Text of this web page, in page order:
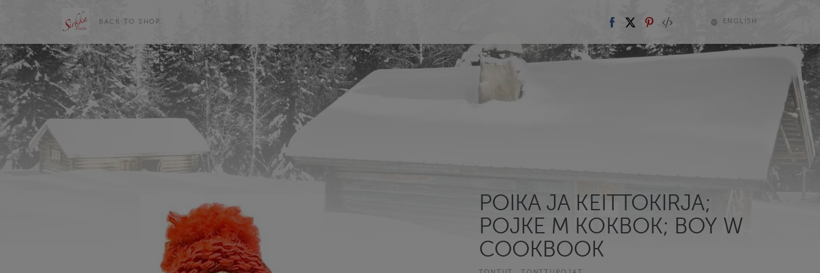
BACK TO SHOP ENGLISH
POIKA JA KEITTOKIRJA;
POJKE M KOKBOK; BOY W
COOKBOOK